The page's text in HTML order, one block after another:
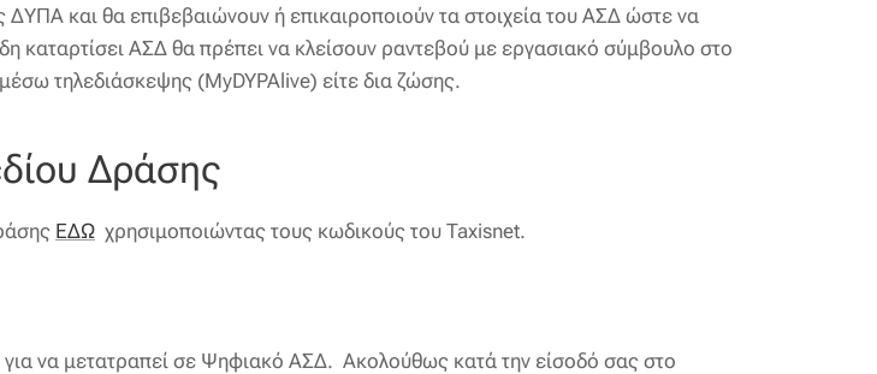
και θα επιβεβαιώνουν ή επικαιροποιούν τα στοιχεία του ΑΣΔ ώστε να
καταρτίσει ΑΣΔ θα πρέπει να κλείσουν ραντεβού με εργασιακό σύμβουλο στο
τηλεδιάσκεψης (MyDYPAlive) είτε δια ζώσης.
Δράσης
ΕΔΩ χρησιμοποιώντας τους κωδικούς του Taxisnet.
για να μετατραπεί σε Ψηφιακό ΑΣΔ. Ακολούθως κατά την είσοδό σας στο